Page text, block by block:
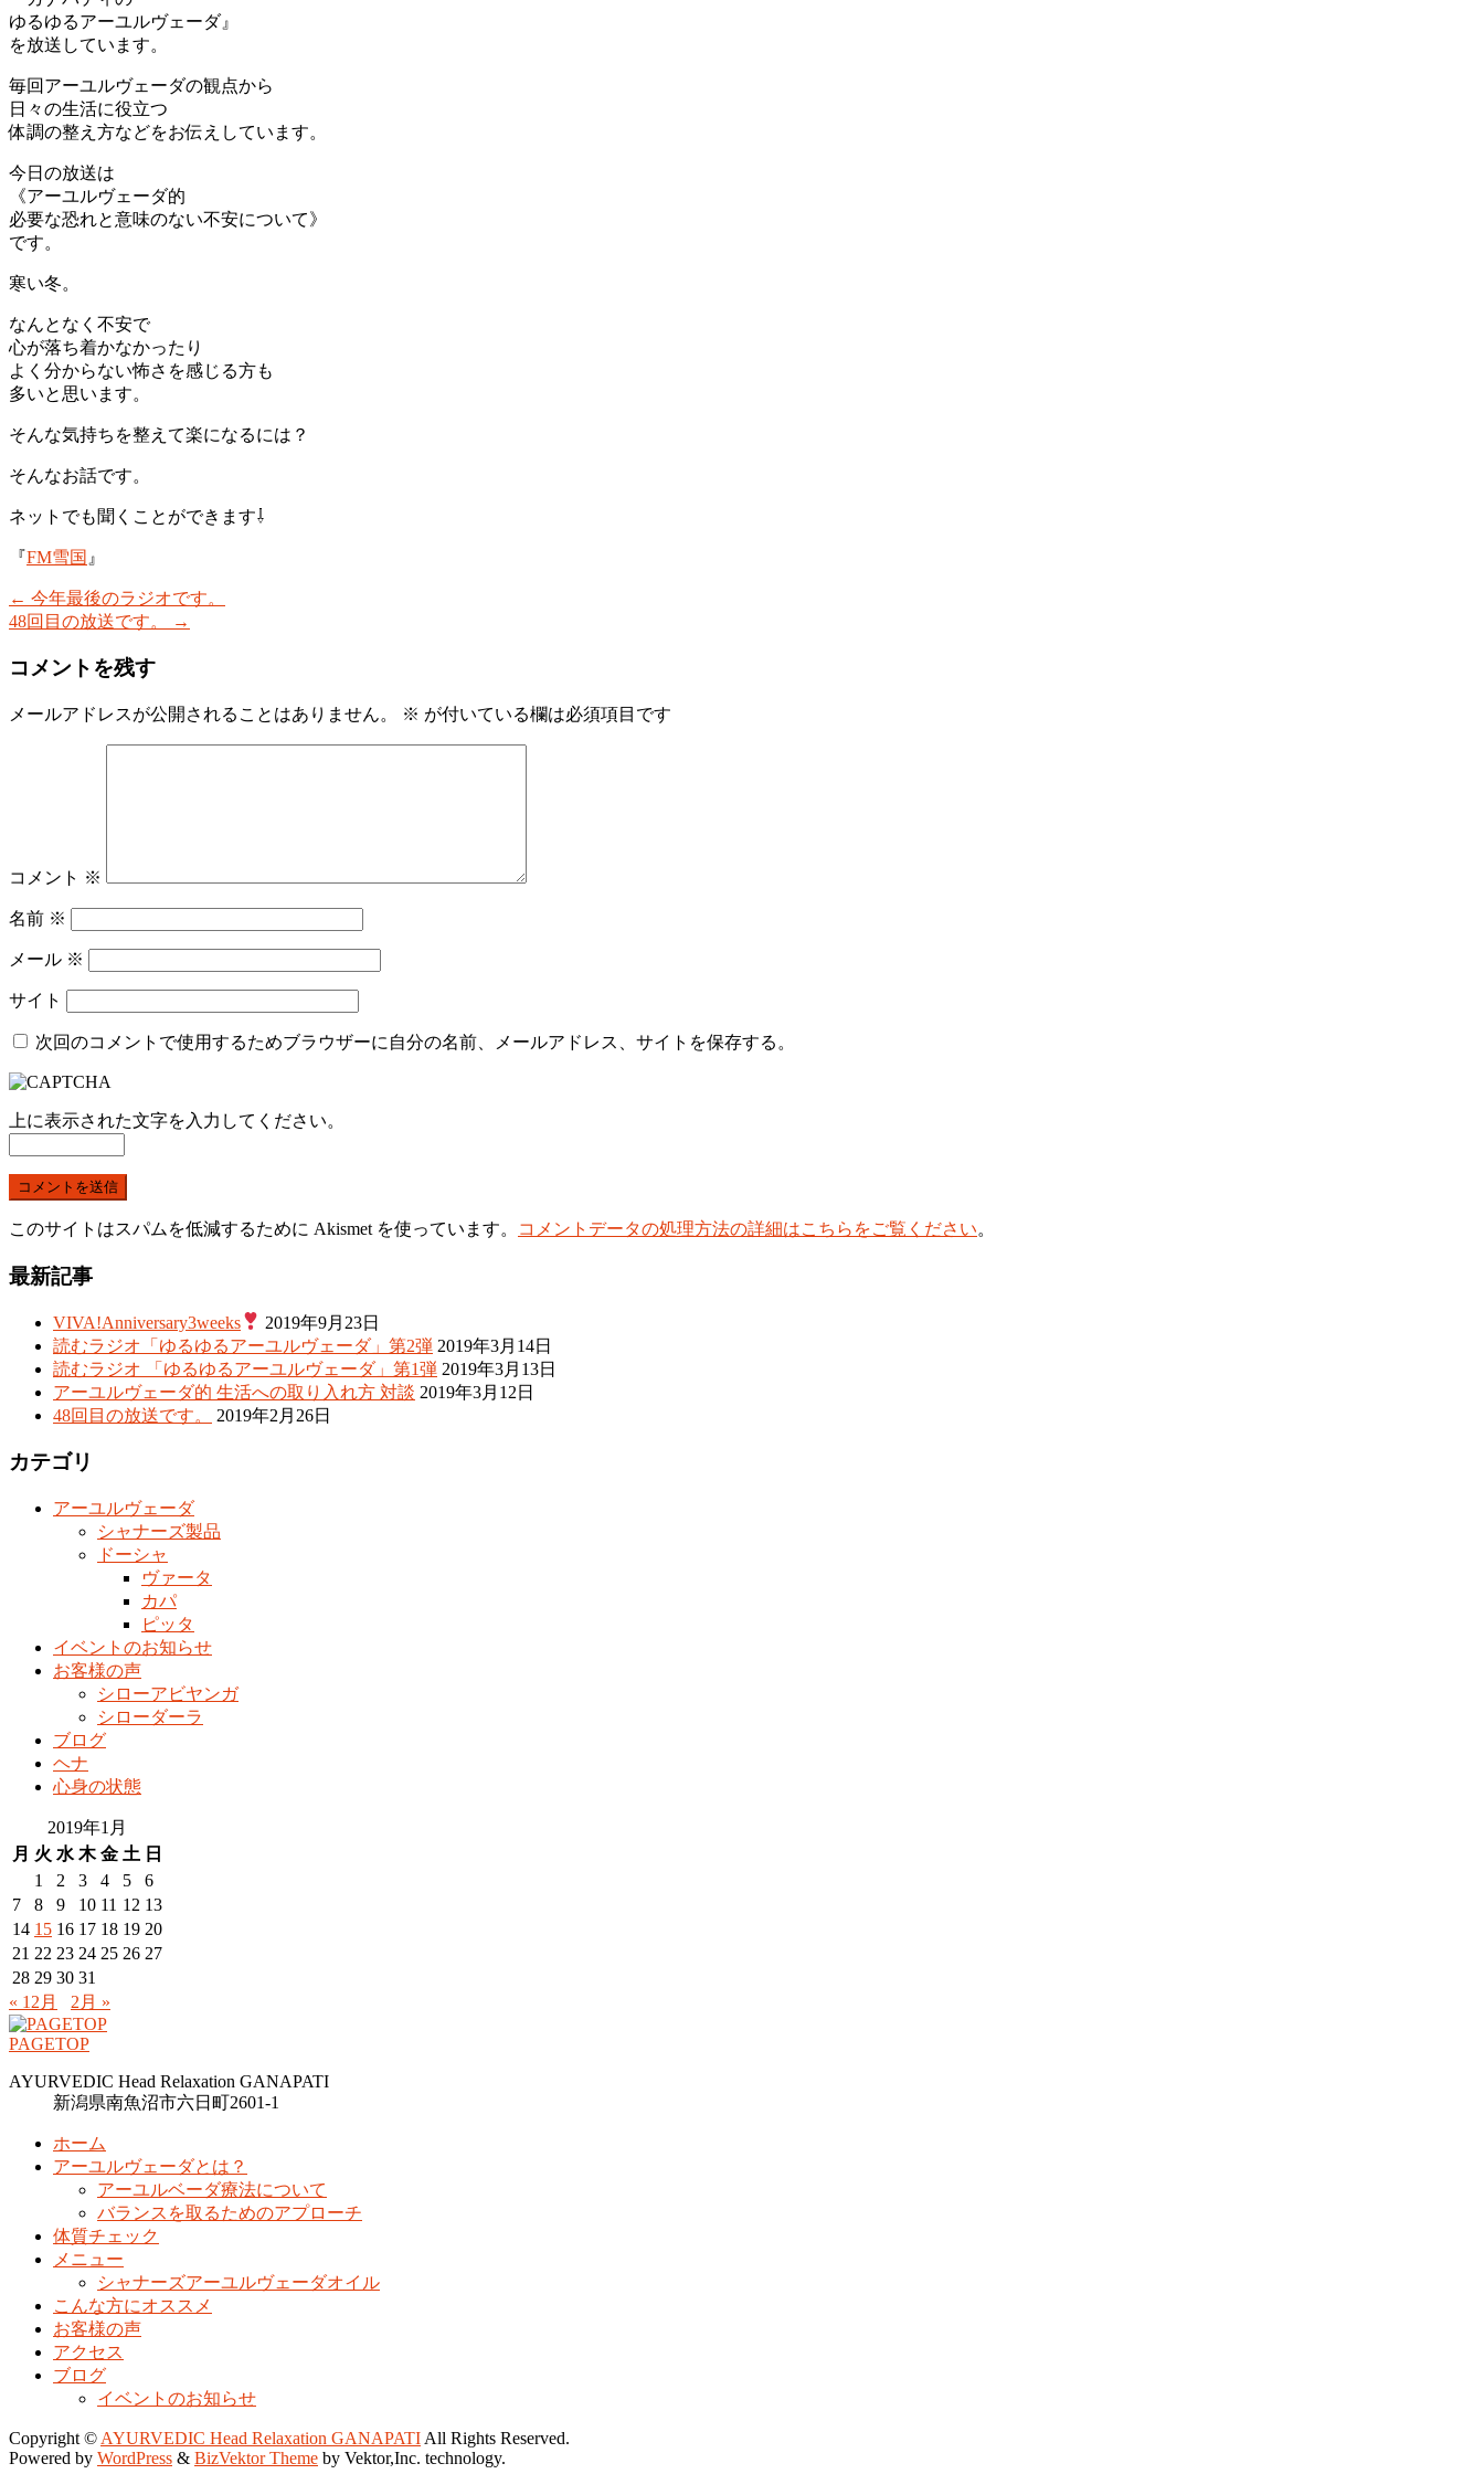
ゆるゆるアーユルヴェーダ』
を放送しています。
毎回アーユルヴェーダの観点から
日々の生活に役立つ
体調の整え方などをお伝えしています。
今日の放送は
《アーユルヴェーダ的
必要な恐れと意味のない不安について》
です。
寒い冬。
なんとなく不安で
心が落ち着かなかったり
よく分からない怖さを感じる方も
多いと思います。
そんな気持ちを整えて楽になるには？
そんなお話です。
ネットでも聞くことができます⇩
『FM雪国 』
← 今年最後のラジオです。
48回目の放送です。
→
コメントを残す
メールアドレスが公開されることはありません。 ※ が付いている欄は必須項目です
コメント ※
名前 ※
メール ※
サイト
次回のコメントで使用するためブラウザーに自分の名前、メールアドレス、サイトを保存する。
上に表示された文字を入力してください。
このサイトはスパムを低減するために Akismet を使っています。 コメントデータの処理方法の詳細はこちらをご覧ください。
最新記事
VIVA!Anniversary3weeks
2019年9月23日
読むラジオ「ゆるゆるアーユルヴェーダ」第2弾 2019年3月14日
読むラジオ 「ゆるゆるアーユルヴェーダ」第1弾 2019年3月13日
アーユルヴェーダ的 生活への取り入れ方 対談 2019年3月12日
48回目の放送です。
2019年2月26日
カテゴリ
アーユルヴェーダ
シャナーズ製品
ドーシャ
ヴァータ
カパ
ピッタ
イベントのお知らせ
お客様の声
シローアビヤンガ
シローダーラ
ブログ
ヘナ
心身の状態
2019年1月
月 火 水 木 金 土 日
1
2 3 4 5
6
7
8 9 10 11 12 13
14 15 16 17 18 19 20
21 22 23 24 25 26 27
28 29 30 31
« 12月
2月 »
PAGETOP
AYURVEDIC Head Relaxation GANAPATI
新潟県南魚沼市六日町2601-1
ホーム
アーユルヴェーダとは？
アーユルベーダ療法について
バランスを取るためのアプローチ
体質チェック
メニュー
シャナーズアーユルヴェーダオイル
こんな方にオススメ
お客様の声
アクセス
ブログ
イベントのお知らせ
Copyright © AYURVEDIC Head Relaxation GANAPATI All Rights Reserved.
Powered by WordPress & BizVektor Theme by Vektor,Inc. technology.